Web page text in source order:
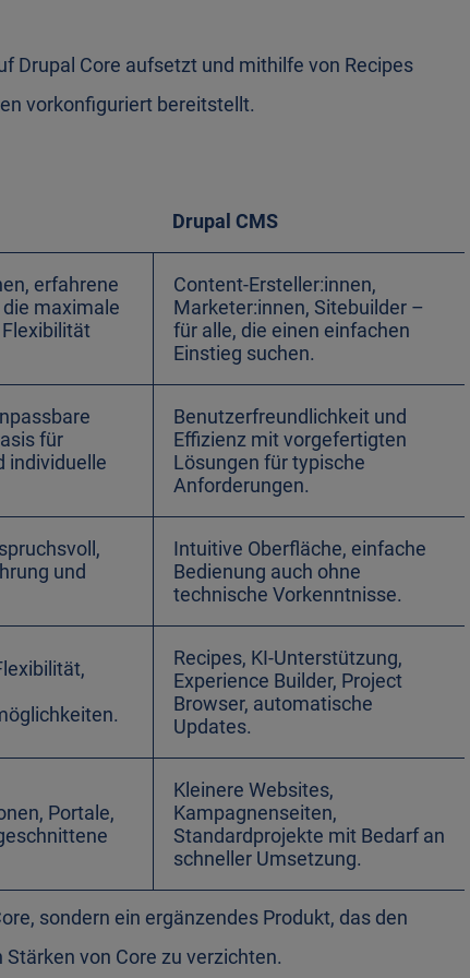
Drupal Core aufsetzt und mithilfe von Recipes
vorkonfiguriert bereitstellt.
Drupal CMS
erfahrene
maximale
Content-Ersteller:innen,
Marketer:innen, Sitebuilder –
für alle, die einen einfachen
Einstieg suchen.
für
individuelle
Benutzerfreundlichkeit und
Effizienz mit vorgefertigten
Lösungen für typische
Anforderungen.
und
Intuitive Oberfläche, einfache
Bedienung auch ohne
technische Vorkenntnisse.
Recipes, KI-Unterstützung,
Experience Builder, Project
Browser, automatische
Updates.
Portale,
Kleinere Websites,
Kampagnenseiten,
Standardprojekte mit Bedarf an
schneller Umsetzung.
sondern ein ergänzendes Produkt, das den
von Core zu verzichten.